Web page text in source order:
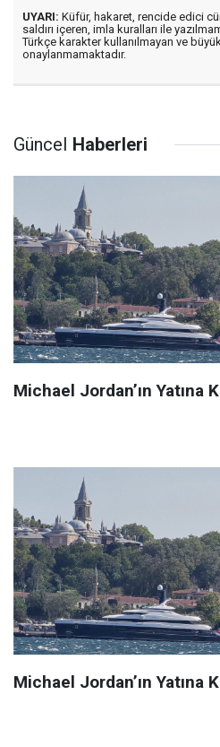
UYARI: Küfür, hakaret, rencide edici
saldırı içeren, imla kuralları ile
Türkçe karakter kullanılmayan ve
onaylanmamaktadır.
Güncel Haberleri
Michael Jordan’ın Yatına
Michael Jordan’ın Yatına